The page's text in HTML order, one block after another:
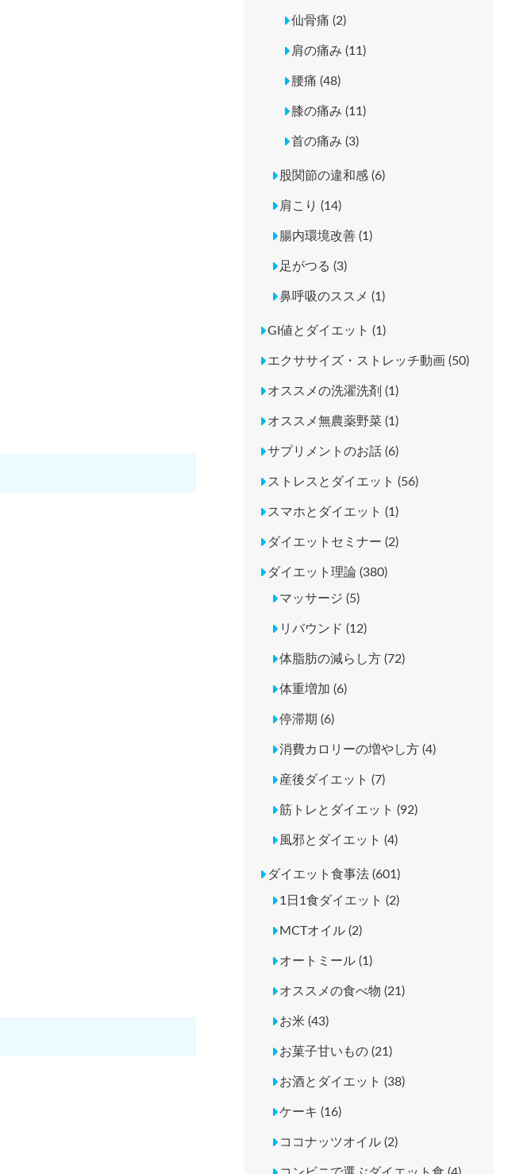
仙骨痛 (2)
肩の痛み (11)
腰痛 (48)
膝の痛み (11)
首の痛み (3)
股関節の違和感 (6)
肩こり (14)
腸内環境改善 (1)
足がつる (3)
鼻呼吸のススメ (1)
GI値とダイエット (1)
エクササイズ・ストレッチ動画 (50)
オススメの洗濯洗剤 (1)
オススメ無農薬野菜 (1)
サプリメントのお話 (6)
ストレスとダイエット (56)
スマホとダイエット (1)
ダイエットセミナー (2)
ダイエット理論 (380)
マッサージ (5)
リバウンド (12)
体脂肪の減らし方 (72)
体重増加 (6)
停滞期 (6)
消費カロリーの増やし方 (4)
産後ダイエット (7)
筋トレとダイエット (92)
風邪とダイエット (4)
ダイエット食事法 (601)
1日1食ダイエット (2)
MCTオイル (2)
オートミール (1)
オススメの食べ物 (21)
お米 (43)
お菓子甘いもの (21)
お酒とダイエット (38)
ケーキ (16)
ココナッツオイル (2)